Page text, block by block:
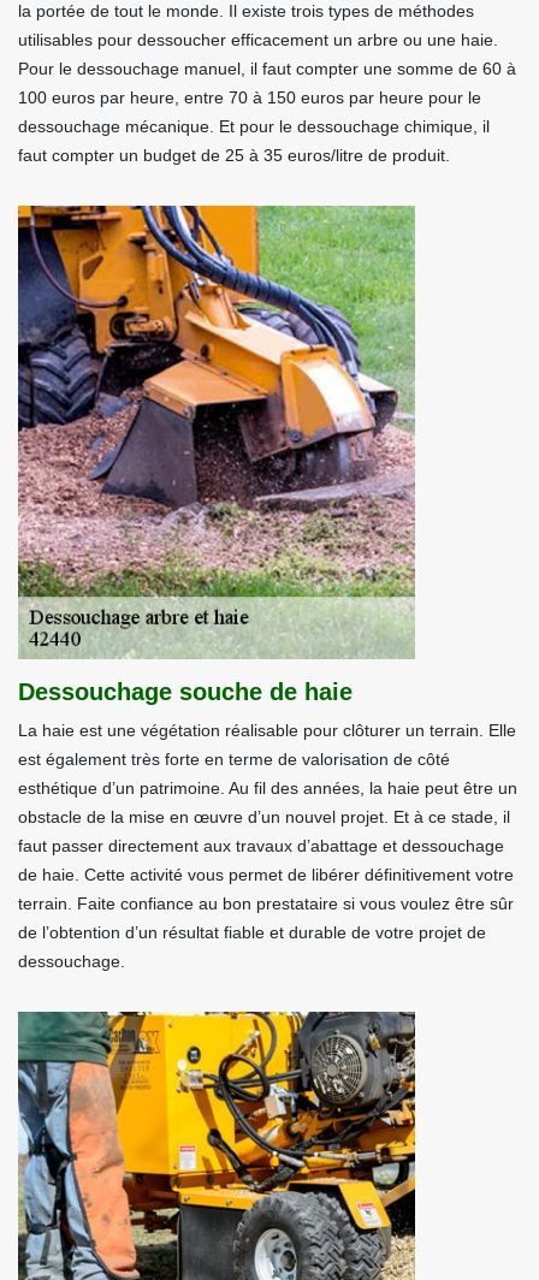
la portée de tout le monde. Il existe trois types de méthodes
utilisables pour dessoucher efficacement un arbre ou une haie.
Pour le dessouchage manuel, il faut compter une somme de 60 à
100 euros par heure, entre 70 à 150 euros par heure pour le
dessouchage mécanique. Et pour le dessouchage chimique, il
faut compter un budget de 25 à 35 euros/litre de produit.
Dessouchage souche de haie
La haie est une végétation réalisable pour clôturer un terrain. Elle
est également très forte en terme de valorisation de côté
esthétique d’un patrimoine. Au fil des années, la haie peut être un
obstacle de la mise en œuvre d’un nouvel projet. Et à ce stade, il
faut passer directement aux travaux d’abattage et dessouchage
de haie. Cette activité vous permet de libérer définitivement votre
terrain. Faite confiance au bon prestataire si vous voulez être sûr
de l’obtention d’un résultat fiable et durable de votre projet de
dessouchage.